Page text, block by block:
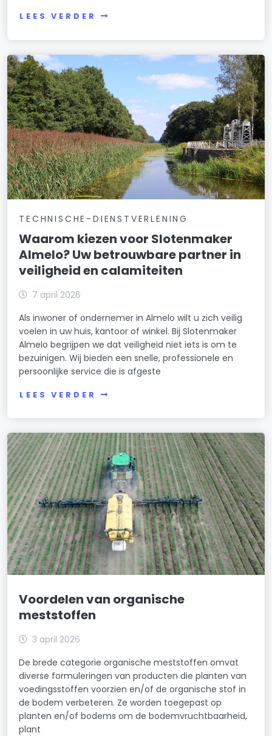
LEES VERDER
TECHNISCHE-DIENSTVERLENING
Waarom kiezen voor Slotenmaker
Almelo? Uw betrouwbare partner in
veiligheid en calamiteiten
7 april 2026
Als inwoner of ondernemer in Almelo wilt u zich veilig
voelen in uw huis, kantoor of winkel. Bij Slotenmaker
Almelo begrijpen we dat veiligheid niet iets is om te
bezuinigen. Wij bieden een snelle, professionele en
persoonlijke service die is afgeste
LEES VERDER
Voordelen van organische
meststoffen
3 april 2026
De brede categorie organische meststoffen omvat
diverse formuleringen van producten die planten van
voedingsstoffen voorzien en/of de organische stof in
de bodem verbeteren. Ze worden toegepast op
planten en/of bodems om de bodemvruchtbaarheid,
plant